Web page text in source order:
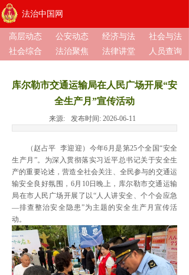
法治中国网
高层动态 公安动态 经济与法
社会与法
社会综合
法治聚焦 法律讲堂 人员查询
库尔勒市交通运输局在人民广场开展“安
全生产月”宣传活动
来源: 发布时间: 2026-06-11
（赵占平 李迎迎）今年6月是第25个全国“安全
生产月”。为深入贯彻落实习近平总书记关于安全生
产的重要论述，营造全社会关注、全民参与的交通运
输安全良好氛围，6月10日晚上，库尔勒市交通运输
局在市人民广场开展了以“人人讲安全、个个会应急
—排查整治安全隐患”为主题的安全生产月宣传活
动。